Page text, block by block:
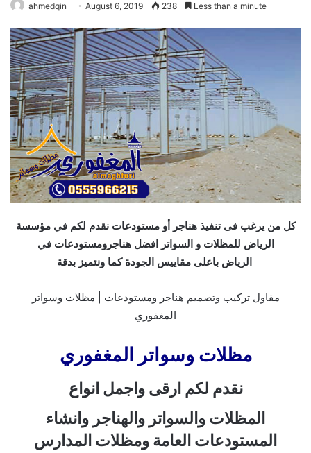
ahmedqin August 6, 2019 238 Less than a minute
كل من يرغب فى تنفيذ هناجر أو مستودعات نقدم لكم في مؤسسة
الرياض للمظلات و السواتر افضل هناجرومستودعات في
مقاول تركيب وتصميم هناجر ومستودعات | مظلات وسواتر
المغفوري
مظلات وسواتر المغفوري
نقدم لكم ارقى واجمل انواع
المظلات والسواتر والهناجر وانشاء
المستودعات العامة ومظلات المدارس